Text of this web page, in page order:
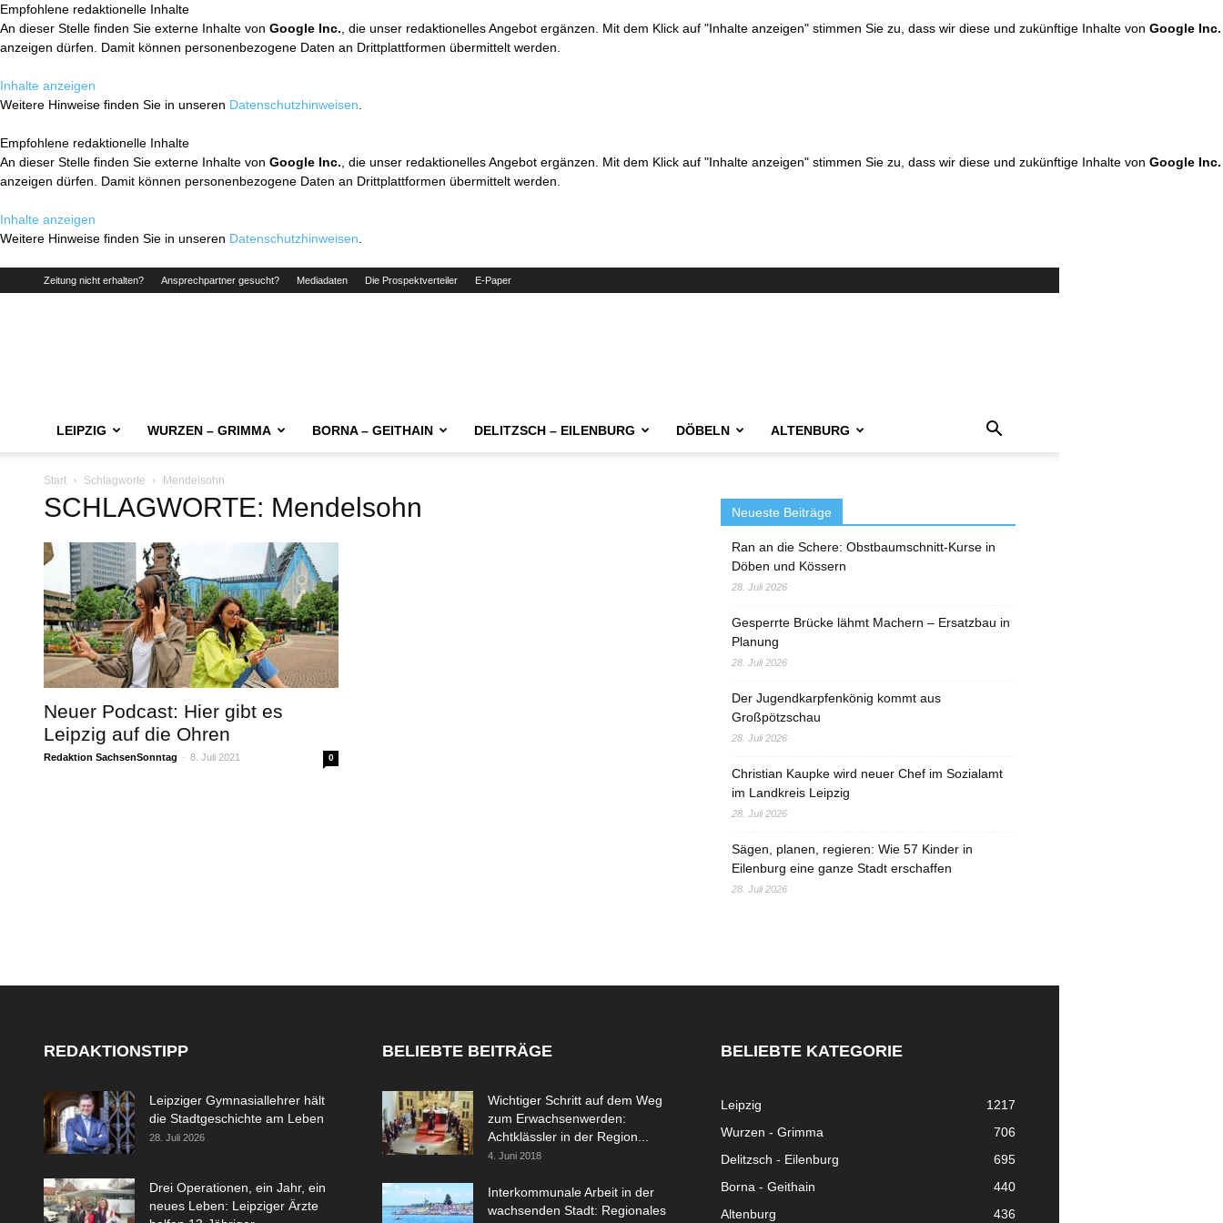
Empfohlene redaktionelle Inhalte
An dieser Stelle finden Sie externe Inhalte von Google Inc. , die unser redaktionelles Angebot ergänzen. Mit dem Klick auf "Inhalte anzeigen" stimmen Sie zu, dass wir diese und zukünftige Inhalte von Google Inc.
anzeigen dürfen. Damit können personenbezogene Daten an Drittplattformen übermittelt werden.
Inhalte anzeigen
Weitere Hinweise finden Sie in unseren Datenschutzhinweisen
Empfohlene redaktionelle Inhalte
An dieser Stelle finden Sie externe Inhalte von Google Inc. , die unser redaktionelles Angebot ergänzen. Mit dem Klick auf "Inhalte anzeigen" stimmen Sie zu, dass wir diese und zukünftige Inhalte von Google Inc.
anzeigen dürfen. Damit können personenbezogene Daten an Drittplattformen übermittelt werden.
Inhalte anzeigen
Weitere Hinweise finden Sie in unseren Datenschutzhinweisen
Zeitung nicht erhalten? Ansprechpartner gesucht? Mediadaten Die Prospektverteiler E-Paper
LEIPZIG WURZEN – GRIMMA BORNA – GEITHAIN DELITZSCH – EILENBURG DÖBELN ALTENBURG
Start Schlagworte Mendelsohn
SCHLAGWORTE: Mendelsohn
Neuer Podcast: Hier gibt es
Leipzig auf die Ohren
Redaktion SachsenSonntag - 8. Juli 2021 0
Neueste Beiträge
Ran an die Schere: Obstbaumschnitt-Kurse in
Döben und Kössern
28. Juli 2026
Gesperrte Brücke lähmt Machern – Ersatzbau in
Planung
28. Juli 2026
Der Jugendkarpfenkönig kommt aus
Großpötzschau
28. Juli 2026
Christian Kaupke wird neuer Chef im Sozialamt
im Landkreis Leipzig
28. Juli 2026
Sägen, planen, regieren: Wie 57 Kinder in
Eilenburg eine ganze Stadt erschaffen
28. Juli 2026
REDAKTIONSTIPP
Leipziger Gymnasiallehrer hält
die Stadtgeschichte am Leben
28. Juli 2026
Drei Operationen, ein Jahr, ein
neues Leben: Leipziger Ärzte
BELIEBTE BEITRÄGE
Wichtiger Schritt auf dem Weg
zum Erwachsenwerden:
Achtklässler in der Region...
4. Juni 2018
Interkommunale Arbeit in der
wachsenden Stadt: Regionales
BELIEBTE KATEGORIE
Leipzig
1217
Wurzen - Grimma
706
Delitzsch - Eilenburg
695
Borna - Geithain
440
Altenburg
436